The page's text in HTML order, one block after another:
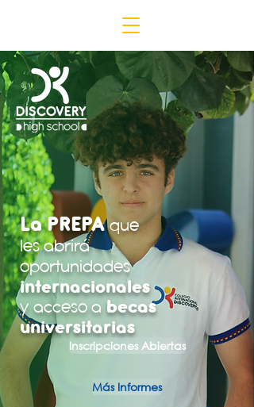
La PREPA que
les abrirá
oportunidades
internacionales
y acceso a becas
universitarias
Inscripciones Abiertas
Más Informes